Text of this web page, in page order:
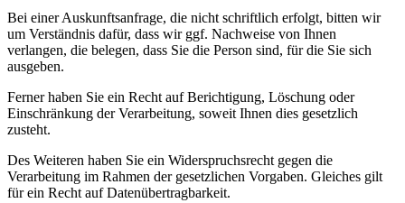
Bei einer Auskunftsanfrage, die nicht schriftlich erfolgt, bitten wir
um Verständnis dafür, dass wir ggf. Nachweise von Ihnen
verlangen, die belegen, dass Sie die Person sind, für die Sie sich
ausgeben.
Ferner haben Sie ein Recht auf Berichtigung, Löschung oder
Einschränkung der Verarbeitung, soweit Ihnen dies gesetzlich
zusteht.
Des Weiteren haben Sie ein Widerspruchsrecht gegen die
Verarbeitung im Rahmen der gesetzlichen Vorgaben. Gleiches gilt
für ein Recht auf Datenübertragbarkeit.